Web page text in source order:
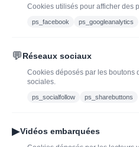
Offres du moment
Bouteilles d'exception
à découvrir| J’adopte un
Cookies utilisés pour afficher des
ps_facebook ps_googleanalytics
💬Réseaux sociaux
Cookies déposés par les boutons
sociales.
ps_socialfollow ps_sharebuttons
▶Vidéos embarquées